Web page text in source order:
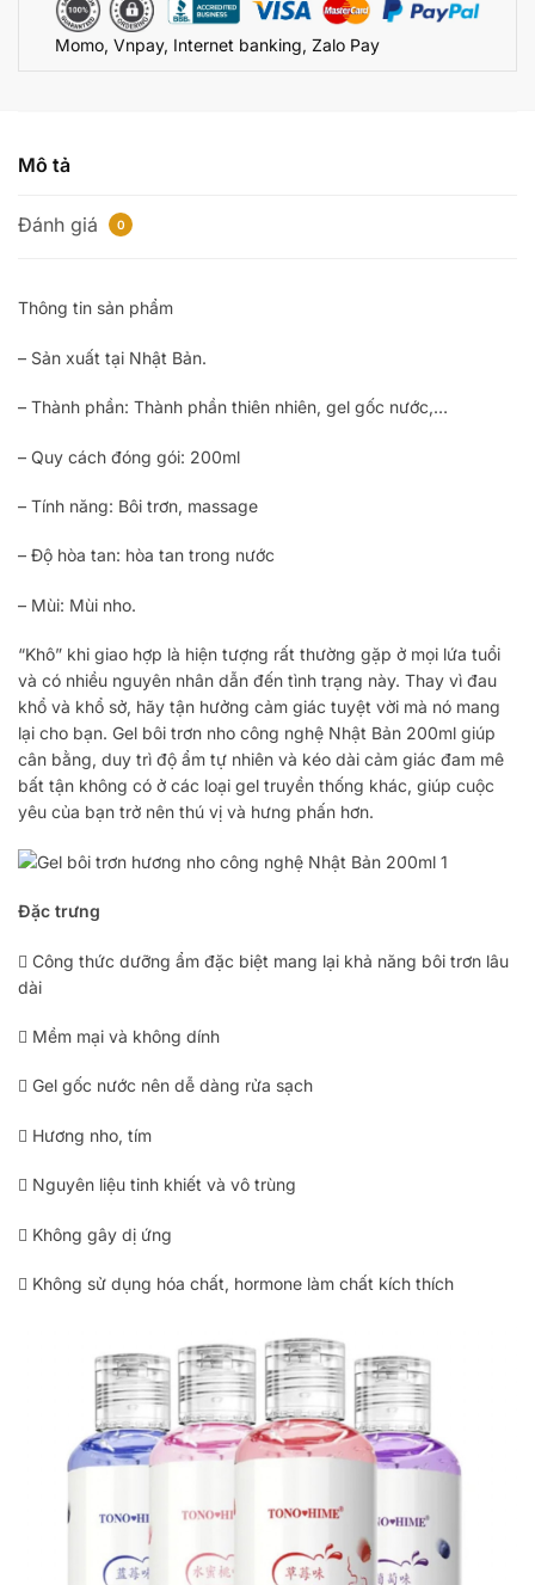
Momo, Vnpay, Internet banking, Zalo Pay
Mô tả
Đánh giá 0
Thông tin sản phẩm
– Sản xuất tại Nhật Bản.
– Thành phần: Thành phần thiên nhiên, gel gốc nước,…
– Quy cách đóng gói: 200ml
– Tính năng: Bôi trơn, massage
– Độ hòa tan: hòa tan trong nước
– Mùi: Mùi nho.
“Khô” khi giao hợp là hiện tượng rất thường gặp ở mọi lứa tuổi
và có nhiều nguyên nhân dẫn đến tình trạng này. Thay vì đau
khổ và khổ sở, hãy tận hưởng cảm giác tuyệt vời mà nó mang
lại cho bạn. Gel bôi trơn nho công nghệ Nhật Bản 200ml giúp
cân bằng, duy trì độ ẩm tự nhiên và kéo dài cảm giác đam mê
bất tận không có ở các loại gel truyền thống khác, giúp cuộc
yêu của bạn trở nên thú vị và hưng phấn hơn.
Đặc trưng
 Công thức dưỡng ẩm đặc biệt mang lại khả năng bôi trơn lâu
dài
 Mềm mại và không dính
 Gel gốc nước nên dễ dàng rửa sạch
 Hương nho, tím
 Nguyên liệu tinh khiết và vô trùng
 Không gây dị ứng
 Không sử dụng hóa chất, hormone làm chất kích thích